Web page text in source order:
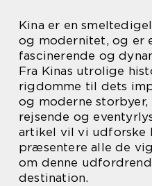
Kina er en
og modernitet, og er
fascinerende og
Fra Kinas utrolige
rigdomme til dets
og moderne
rejsende og
artikel vil vi udforske
præsentere alle de
om denne
destination.